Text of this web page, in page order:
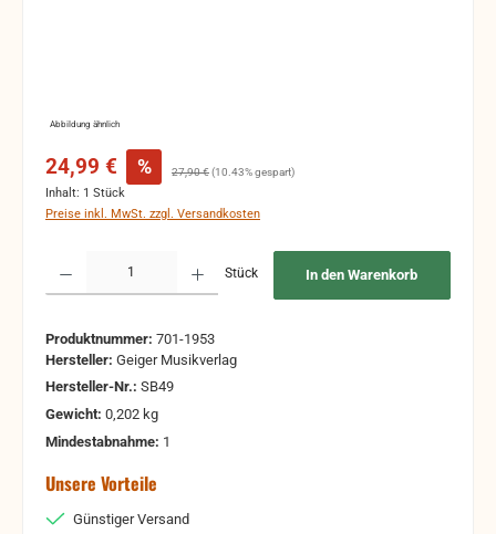
Abbildung ähnlich
Verkaufspreis:
24,99 € % Regulärer Preis:
27,90 €(10.43% gespart)
Inhalt: 1 Stück
Preise inkl. MwSt. zzgl. Versandkosten
Stück In den Warenkorb
Produktnummer: 701-1953
Hersteller: Geiger Musikverlag
Hersteller-Nr.: SB49
Gewicht: 0,202 kg
Mindestabnahme: 1
Unsere Vorteile
Günstiger Versand